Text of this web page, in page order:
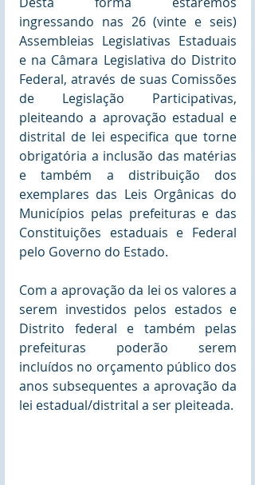
ingressando nas 26 (vinte e seis)
Assembleias Legislativas Estaduais
e na Câmara Legislativa do Distrito
Federal, através de suas Comissões
de Legislação Participativas,
pleiteando a aprovação estadual e
distrital de lei especifica que torne
obrigatória a inclusão das matérias
e também a distribuição dos
exemplares das Leis Orgânicas do
Municípios pelas prefeituras e das
Constituições estaduais e Federal
pelo Governo do Estado.
Com a aprovação da lei os valores a
serem investidos pelos estados e
Distrito federal e também pelas
prefeituras poderão serem
incluídos no orçamento público dos
anos subsequentes a aprovação da
lei estadual/distrital a ser pleiteada.